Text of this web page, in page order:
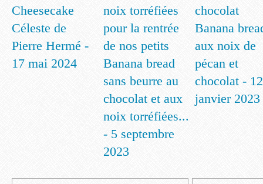
Cheesecake
Céleste de
Pierre Hermé -
17 mai 2024
Banana bread
sans beurre au
chocolat et aux
noix torréfiées...
- 5 septembre
2023
Banana
aux noix de
pécan et
chocolat - 12
janvier 2023